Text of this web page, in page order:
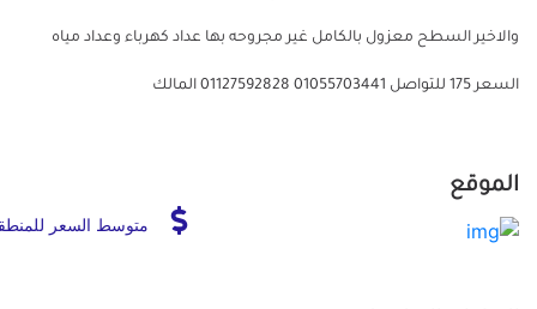
والاخير السطح معزول بالكامل غير مجروحه بها عداد كهرباء وعداد مياه
السعر 175 للتواصل 01055703441 01127592828 المالك
الموقع
متوسط السعر